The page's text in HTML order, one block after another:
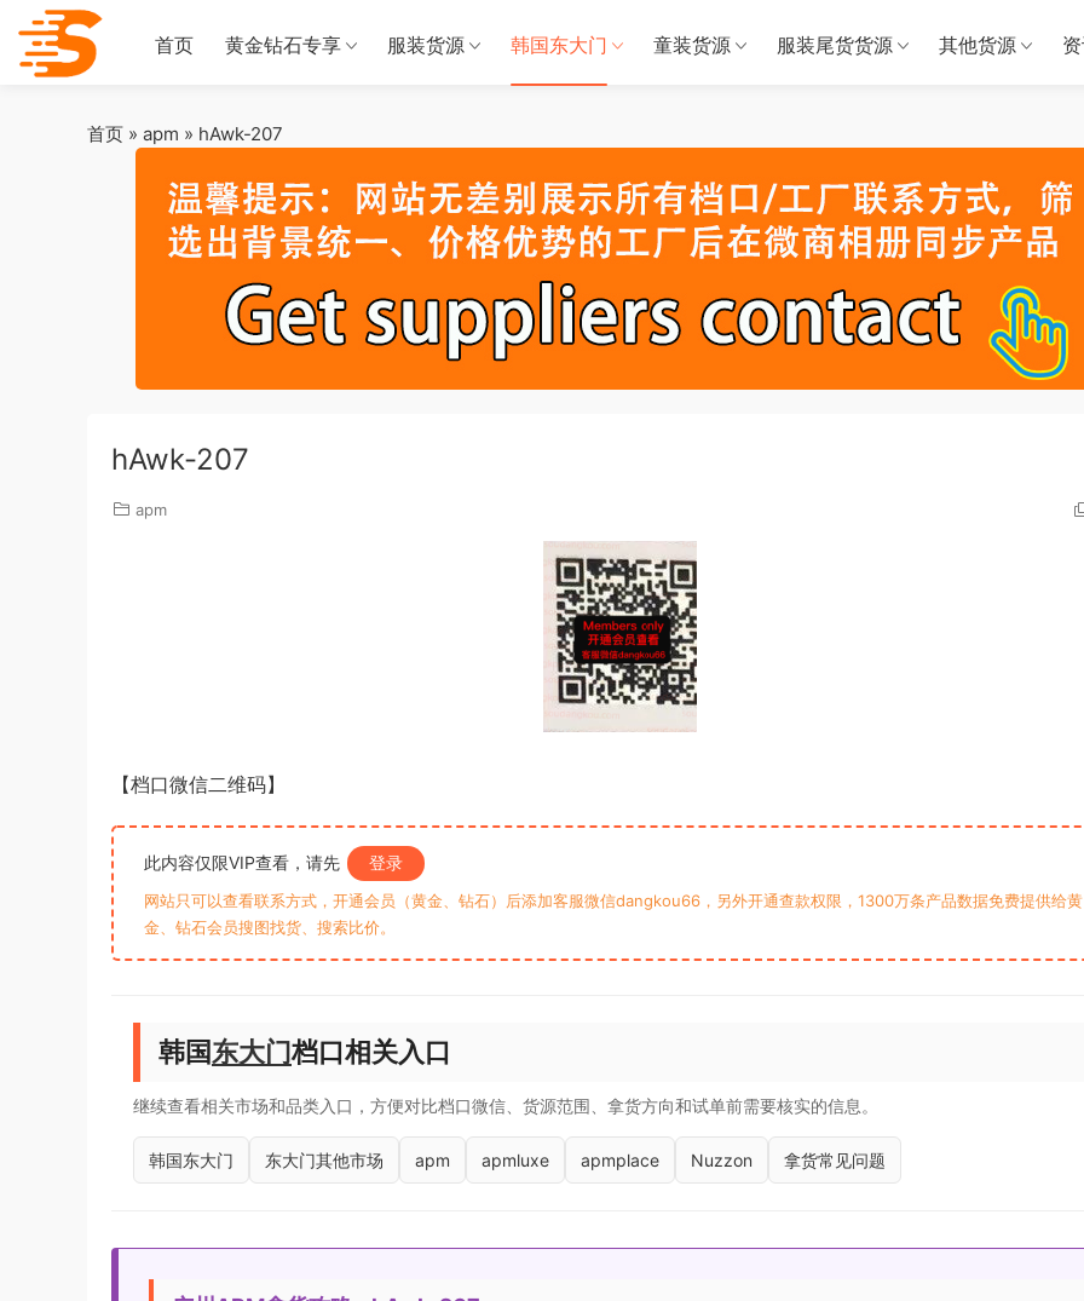
首页 黄金钻石专享 服装货源 韩国东大门 童装货源 服装尾货货源 其他货源
首页 » apm » hAwk-207
hAwk-207
apm
【档口微信二维码】
此内容仅限VIP查看，请先 登录
网站只可以查看联系方式，开通会员（黄金、钻石）后添加客服微信dangkou66，另外开通查款权限，1300万条产品数据免费提供给黄
金、钻石会员搜图找货、搜索比价。
韩国东大门档口相关入口
继续查看相关市场和品类入口，方便对比档口微信、货源范围、拿货方向和试单前需要核实的信息。
韩国东大门 东大门其他市场 apm apmluxe apmplace Nuzzon 拿货常见问题